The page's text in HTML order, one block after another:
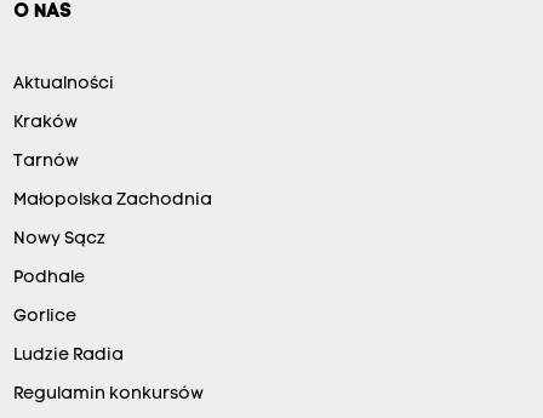
O NAS
Aktualności
Kraków
Tarnów
Małopolska Zachodnia
Nowy Sącz
Podhale
Gorlice
Ludzie Radia
Regulamin konkursów